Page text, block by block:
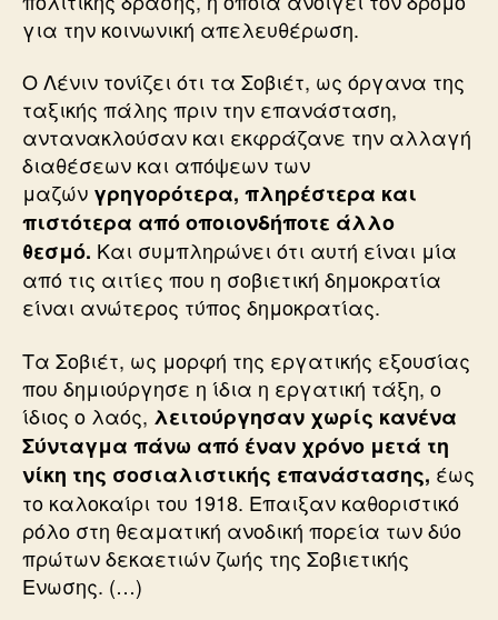
για την κοινωνική απελευθέρωση.
Ο Λένιν τονίζει ότι τα Σοβιέτ, ως όργανα της
ταξικής πάλης πριν την επανάσταση,
αντανακλούσαν και εκφράζανε την αλλαγή
διαθέσεων και απόψεων των
μαζών γρηγορότερα, πληρέστερα και
πιστότερα από οποιονδήποτε άλλο
θεσμό. Και συμπληρώνει ότι αυτή είναι μία
από τις αιτίες που η σοβιετική δημοκρατία
είναι ανώτερος τύπος δημοκρατίας.
Τα Σοβιέτ, ως μορφή της εργατικής εξουσίας
που δημιούργησε η ίδια η εργατική τάξη, ο
ίδιος ο λαός, λειτούργησαν χωρίς κανένα
Σύνταγμα πάνω από έναν χρόνο μετά τη
νίκη της σοσιαλιστικής επανάστασης, έως
το καλοκαίρι του 1918. Επαιξαν καθοριστικό
ρόλο στη θεαματική ανοδική πορεία των δύο
πρώτων δεκαετιών ζωής της Σοβιετικής
Ενωσης. (…)